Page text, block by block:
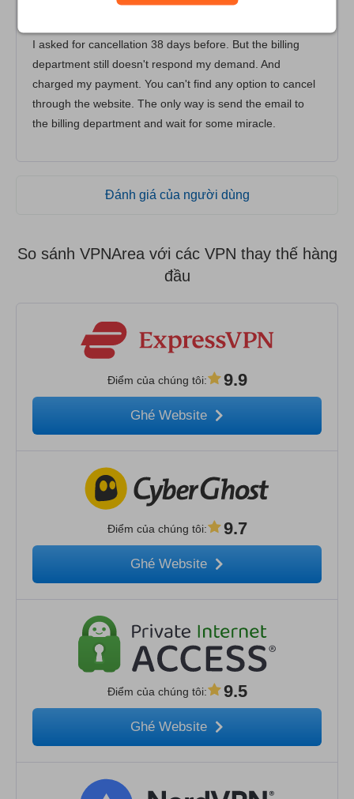
I asked for cancellation 38 days before. But the billing
department still doesn't respond my demand. And
charged my payment. You can't find any option to cancel
through the website. The only way is send the email to
the billing department and wait for some miracle.
Đánh giá của người dùng
So sánh VPNArea với các VPN thay thế hàng
đầu
Điểm của chúng tôi: 9.9
Ghé Website
Điểm của chúng tôi: 9.7
Ghé Website
Điểm của chúng tôi: 9.5
Ghé Website